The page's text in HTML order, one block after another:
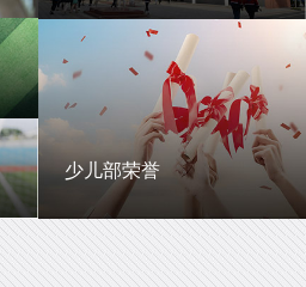
年级动态
少儿部荣誉
少儿部荣誉